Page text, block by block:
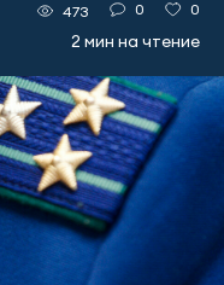
473 0 0
2 мин на чтение